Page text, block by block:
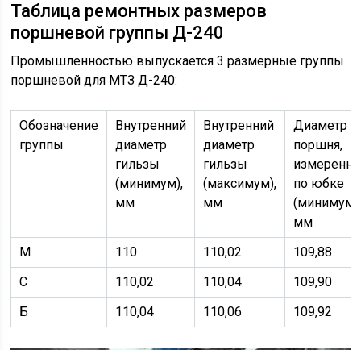
Таблица ремонтных размеров
поршневой группы Д-240
Промышленностью выпускается 3 размерные группы
поршневой для МТЗ Д-240:
Обозначение
группы
Внутренний
диаметр
гильзы
(минимум),
мм
Внутренний
диаметр
гильзы
(максимум),
мм
Диаметр
поршня,
по юбке
(минимум),
мм
М
110 110,02
109,88
С
110,02 110,04
109,90
Б
110,04 110,06 109,92